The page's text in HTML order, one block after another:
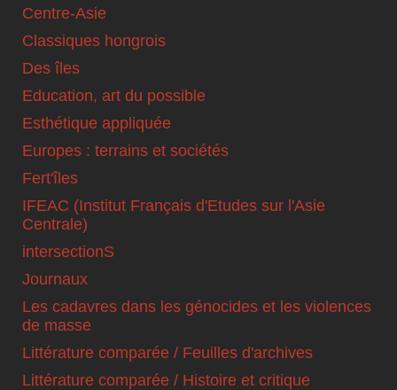
Centre-Asie
Classiques hongrois
Des îles
Education, art du possible
Esthétique appliquée
Europes : terrains et sociétés
Fert'îles
IFEAC (Institut Français d'Etudes sur l'Asie
Centrale)
intersectionS
Journaux
Les cadavres dans les génocides et les violences
de masse
Littérature comparée / Feuilles d'archives
Littérature comparée / Histoire et critique